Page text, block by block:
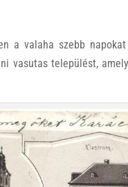
a valaha szebb
vasutas települést,